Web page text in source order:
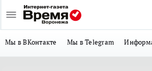
Мы в ВКонтакте Мы в Telegram